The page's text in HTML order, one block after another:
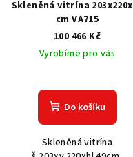
Skleněná vitrína
cm VA715
100 466 Kč
Vyrobíme pro vás
Do košíku
Skleněná vitrína